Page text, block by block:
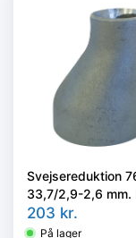
Svejsereduktion
33,7/2,9-2,6 mm.
Kval. P235GH, EN
2/rk2 type A
203 kr.
På lager